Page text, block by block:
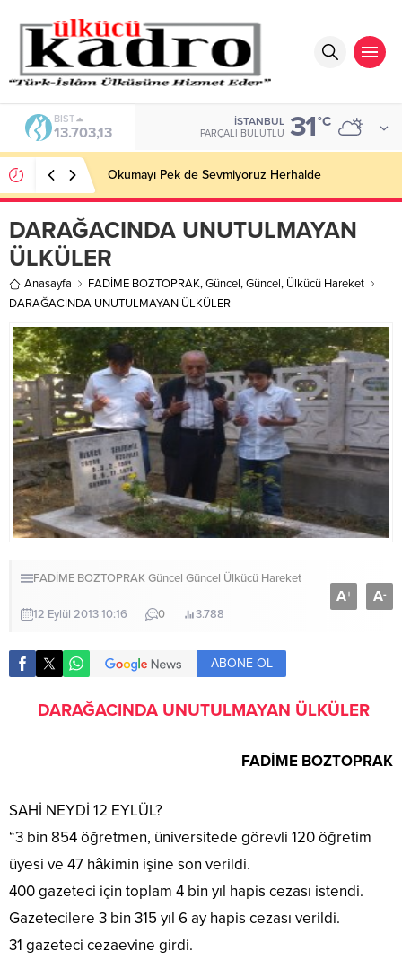
BIST
13.703,13
İSTANBUL
PARÇALI BULUTLU 31°C
Okumayı Pek de Sevmiyoruz Herhalde
DARAĞACINDA UNUTULMAYAN
ÜLKÜLER
Anasayfa FADİME BOZTOPRAK,Güncel,Güncel, Ülkücü Hareket
DARAĞACINDA UNUTULMAYAN ÜLKÜLER
FADİME BOZTOPRAKGüncel Güncel Ülkücü Hareket
12 Eylül 2013 10:16 0 3.788
A+ A-
ABONE OL
DARAĞACINDA UNUTULMAYAN ÜLKÜLER
FADİME BOZTOPRAK
SAHİ NEYDİ 12 EYLÜL?
“3 bin 854 öğretmen, üniversitede görevli 120 öğretim
üyesi ve 47 hâkimin işine son verildi.
400 gazeteci için toplam 4 bin yıl hapis cezası istendi.
Gazetecilere 3 bin 315 yıl 6 ay hapis cezası verildi.
31 gazeteci cezaevine girdi.